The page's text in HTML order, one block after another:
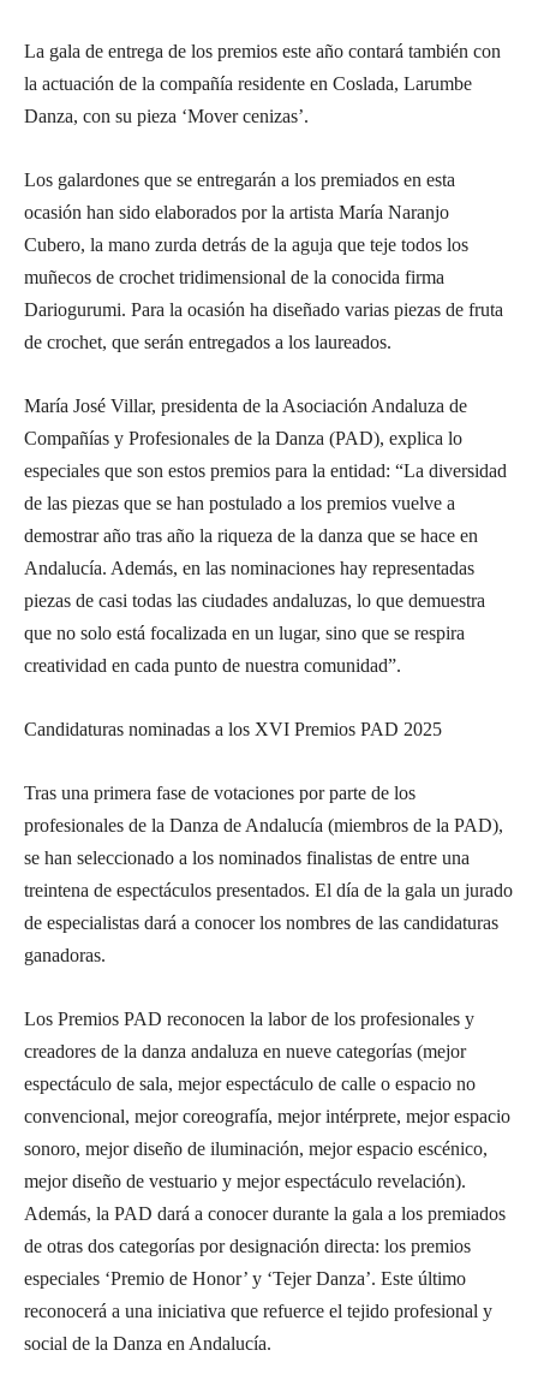
La gala de entrega de los premios este año contará también con
la actuación de la compañía residente en Coslada, Larumbe
Danza, con su pieza ‘Mover cenizas’.
Los galardones que se entregarán a los premiados en esta
ocasión han sido elaborados por la artista María Naranjo
Cubero, la mano zurda detrás de la aguja que teje todos los
muñecos de crochet tridimensional de la conocida firma
Dariogurumi. Para la ocasión ha diseñado varias piezas de fruta
de crochet, que serán entregados a los laureados.
María José Villar, presidenta de la Asociación Andaluza de
Compañías y Profesionales de la Danza (PAD), explica lo
especiales que son estos premios para la entidad: “La diversidad
de las piezas que se han postulado a los premios vuelve a
demostrar año tras año la riqueza de la danza que se hace en
Andalucía. Además, en las nominaciones hay representadas
piezas de casi todas las ciudades andaluzas, lo que demuestra
que no solo está focalizada en un lugar, sino que se respira
creatividad en cada punto de nuestra comunidad”.
Candidaturas nominadas a los XVI Premios PAD 2025
Tras una primera fase de votaciones por parte de los
profesionales de la Danza de Andalucía (miembros de la PAD),
se han seleccionado a los nominados finalistas de entre una
treintena de espectáculos presentados. El día de la gala un jurado
de especialistas dará a conocer los nombres de las candidaturas
ganadoras.
Los Premios PAD reconocen la labor de los profesionales y
creadores de la danza andaluza en nueve categorías (mejor
espectáculo de sala, mejor espectáculo de calle o espacio no
convencional, mejor coreografía, mejor intérprete, mejor espacio
sonoro, mejor diseño de iluminación, mejor espacio escénico,
mejor diseño de vestuario y mejor espectáculo revelación).
Además, la PAD dará a conocer durante la gala a los premiados
de otras dos categorías por designación directa: los premios
especiales ‘Premio de Honor’ y ‘Tejer Danza’. Este último
reconocerá a una iniciativa que refuerce el tejido profesional y
social de la Danza en Andalucía.